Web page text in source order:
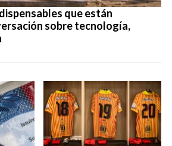
que están
sobre tecnología,